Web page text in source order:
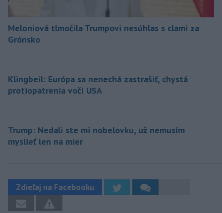
Meloniová tlmočila Trumpovi nesúhlas s clami za
Grónsko
Klingbeil: Európa sa nenechá zastrašiť, chystá
protiopatrenia voči USA
Trump: Nedali ste mi nobelovku, už nemusím
myslieť len na mier
Zdieľaj na Facebooku